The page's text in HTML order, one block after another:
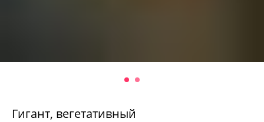
Гигант, вегетативный